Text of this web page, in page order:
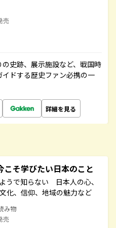
売
史跡、展示施設など、戦国時
ドする歴史ファン必携の一
詳細を見る
そ学びたい日本のこと
うで知らない 日本人の心、
化、信仰、地域の魅力など
み物
売